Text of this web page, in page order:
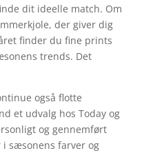
dit ideelle match. Om
der giver dig
finder du fine prints
trends. Det
også flotte
et udvalg hos Today og
og gennemført
i sæsonens farver og